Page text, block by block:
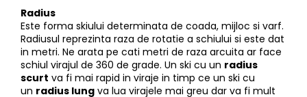
Radius
Este forma skiului determinata de coada, mijloc si varf.
Radiusul reprezinta raza de rotatie a schiului si este dat
in metri. Ne arata pe cati metri de raza arcuita ar face
schiul virajul de 360 de grade. Un ski cu un radius
scurt va fi mai rapid in viraje in timp ce un ski cu
un radius lung va lua virajele mai greu dar va fi mult